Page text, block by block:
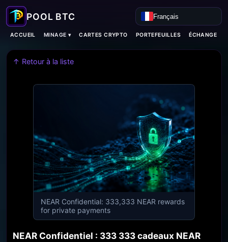
Français
ACCUEIL MINAGE ▾ CARTES CRYPTO PORTEFEUILLES ÉCHANGE
↑ Retour à la liste
NEAR Confidential: 333,333 NEAR rewards
for private payments
NEAR Confidentiel : 333 333 cadeaux NEAR